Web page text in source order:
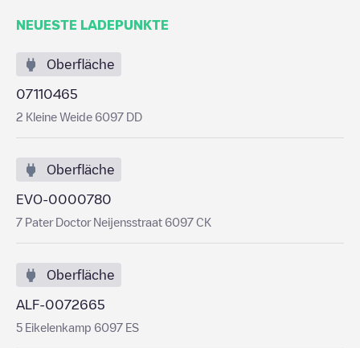
NEUESTE LADEPUNKTE
Oberfläche
07110465
2 Kleine Weide 6097 DD
Oberfläche
EVO-0000780
7 Pater Doctor Neijensstraat 6097 CK
Oberfläche
ALF-0072665
5 Eikelenkamp 6097 ES